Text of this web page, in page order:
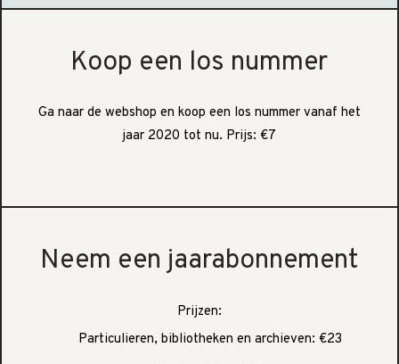
Koop een los nummer
Ga naar de webshop en koop een los nummer vanaf het
jaar 2020 tot nu. Prijs: €7
Neem een jaarabonnement
Prijzen:
Particulieren, bibliotheken en archieven: €23